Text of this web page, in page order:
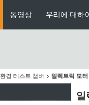
동영상 우리에 대하
환경 테스트 챔버 일렉트릭 모
일